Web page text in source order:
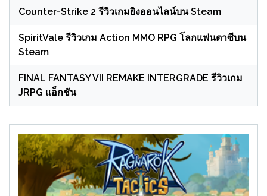
Counter-Strike 2 รีวิวเกมยิงออนไลน์บน Steam
SpiritVale รีวิวเกม Action MMO RPG โลกแฟนตาซีบน
Steam
FINAL FANTASY VII REMAKE INTERGRADE รีวิวเกม
JRPG แอ็กชัน